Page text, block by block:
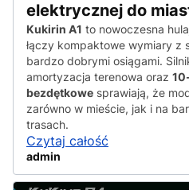
elektrycznej do
Kukirin A1 to nowoczesna
łączy kompaktowe wymiary z
bardzo dobrymi osiągami.
amortyzacja terenowa oraz
bezdętkowe sprawiają, że
zarówno w mieście, jak i na
trasach.
Czytaj całość
admin